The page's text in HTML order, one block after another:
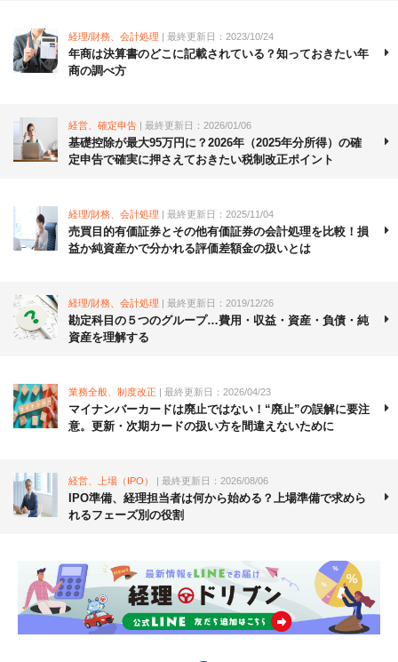
経理/財務、会計処理 | 最終更新日：2023/10/24
年商は決算書のどこに記載されている？知っておきたい年
商の調べ方
経営、確定申告 | 最終更新日：2026/01/06
基礎控除が最大95万円に？2026年（2025年分所得）の確
定申告で確実に押さえておきたい税制改正ポイント
経理/財務、会計処理 | 最終更新日：2025/11/04
売買目的有価証券とその他有価証券の会計処理を比較！損
益か純資産かで分かれる評価差額金の扱いとは
経理/財務、会計処理 | 最終更新日：2019/12/26
勘定科目の５つのグループ…費用・収益・資産・負債・純
資産を理解する
業務全般、制度改正 | 最終更新日：2026/04/23
マイナンバーカードは廃止ではない！“廃止”の誤解に要注
意。更新・次期カードの扱い方を間違えないために
経営、上場（IPO） | 最終更新日：2026/08/06
IPO準備、経理担当者は何から始める？上場準備で求めら
れるフェーズ別の役割